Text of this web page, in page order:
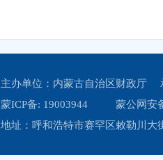
主办单位：内蒙古自治区财政厅
蒙ICP备: 19003944
蒙公网安
地址：呼和浩特市赛罕区敕勒川